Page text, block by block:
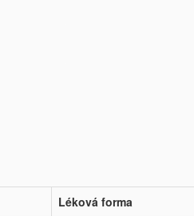
Léková forma